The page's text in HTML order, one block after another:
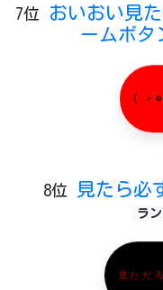
7位
おいおい見
ームボタ
( ＞
8位 見たら必
ラ
見ただ